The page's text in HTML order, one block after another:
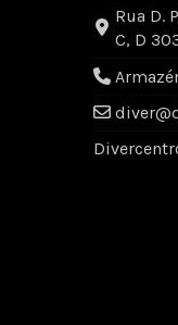
Rua D.
C, D